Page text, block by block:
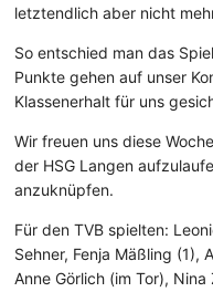
letztendlich aber nicht
So entschied man das
Punkte gehen auf unser
Klassenerhalt für uns
Wir freuen uns diese
der HSG Langen
anzuknüpfen.
Für den TVB spielten:
Sehner, Fenja Mäßling (1),
Anne Görlich (im Tor),